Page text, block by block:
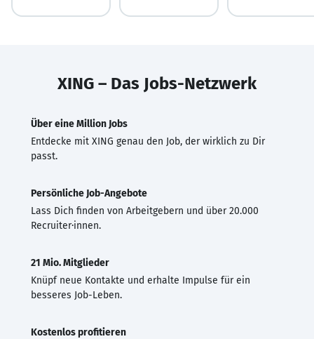
XING – Das Jobs-Netzwerk
Über eine Million Jobs
Entdecke mit XING genau den Job, der wirklich zu Dir
passt.
Persönliche Job-Angebote
Lass Dich finden von Arbeitgebern und über 20.000
Recruiter·innen.
21 Mio. Mitglieder
Knüpf neue Kontakte und erhalte Impulse für ein
besseres Job-Leben.
Kostenlos profitieren